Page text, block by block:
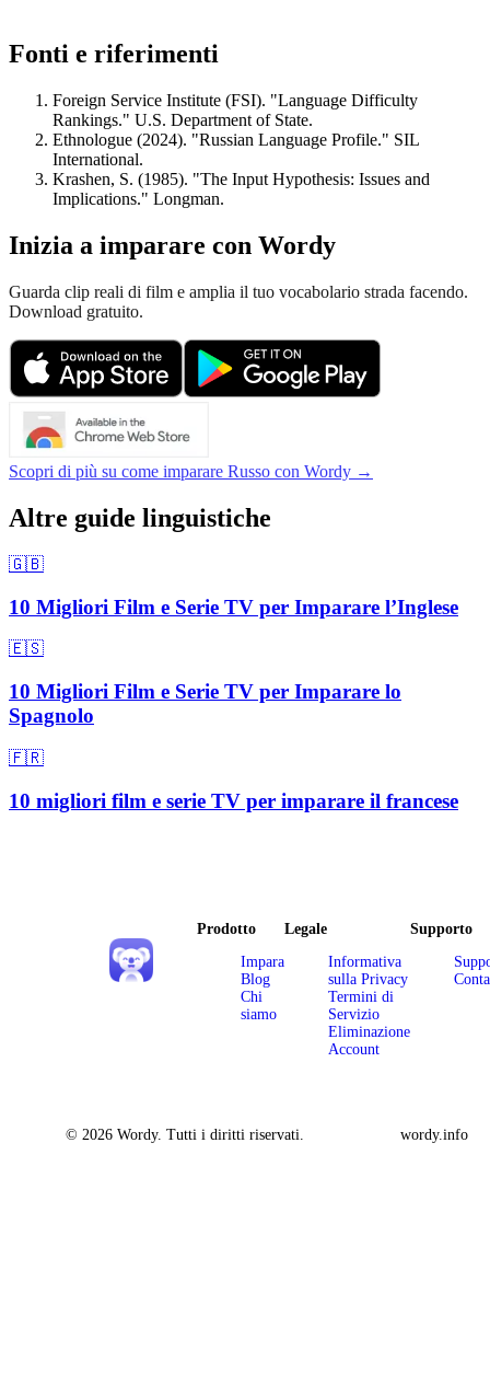
Fonti e riferimenti
Foreign Service Institute (FSI). "Language Difficulty
Rankings." U.S. Department of State.
Ethnologue (2024). "Russian Language Profile." SIL
International.
Krashen, S. (1985). "The Input Hypothesis: Issues and
Implications." Longman.
Inizia a imparare con Wordy
Guarda clip reali di film e amplia il tuo vocabolario strada facendo.
Download gratuito.
Scopri di più su come imparare Russo con Wordy →
Altre guide linguistiche
🇬🇧
10 Migliori Film e Serie TV per Imparare l’Inglese
🇪🇸
10 Migliori Film e Serie TV per Imparare lo
Spagnolo
🇫🇷
10 migliori film e serie TV per imparare il francese
Prodotto
Impara
Blog
Chi
siamo
Legale
Informativa
sulla Privacy
Termini di
Servizio
Eliminazione
Account
Supporto
© 2026 Wordy. Tutti i diritti riservati. wordy.info